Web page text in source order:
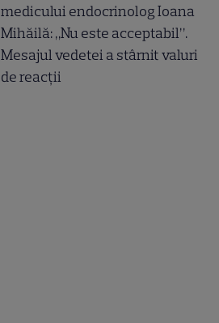
medicului endocrinolog Ioana
Mihăilă: „Nu este acceptabil”.
Mesajul vedetei a stârnit valuri
de reacții